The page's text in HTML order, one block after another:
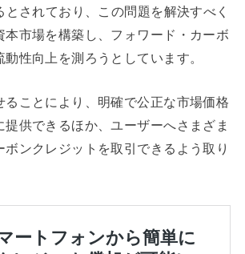
とされており、この問題を解決すべく
本市場を構築し、フォワード・カーボ
性向上を測ろうとしています。
ることにより、明確で公正な市場価格
提供できるほか、ユーザーへさまざま
ボンクレジットを取引できるよう取り